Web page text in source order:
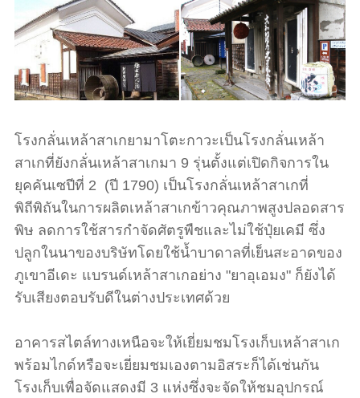
โรงกลั่นเหล้าสาเกยามาโตะกาวะเป็นโรงกลั่นเหล้า
สาเกที่ยังกลั่นเหล้าสาเกมา 9 รุ่นตั้งแต่เปิดกิจการใน
ยุคคันเซปีที่ 2 (ปี 1790) เป็นโรงกลั่นเหล้าสาเกที่
พิถีพิถันในการผลิตเหล้าสาเกข้าวคุณภาพสูงปลอดสาร
พิษ ลดการใช้สารกำจัดศัตรูพืชและไม่ใช้ปุ๋ยเคมี ซึ่ง
ปลูกในนาของบริษัทโดยใช้น้ำบาดาลที่เย็นสะอาดของ
ภูเขาอีเดะ แบรนด์เหล้าสาเกอย่าง "ยาอุเอมง" ก็ยังได้
รับเสียงตอบรับดีในต่างประเทศด้วย
อาคารสไตล์ทางเหนือจะให้เยี่ยมชมโรงเก็บเหล้าสาเก
พร้อมไกด์หรือจะเยี่ยมชมเองตามอิสระก็ได้เช่นกัน
โรงเก็บเพื่อจัดแสดงมี 3 แห่งซึ่งจะจัดให้ชมอุปกรณ์